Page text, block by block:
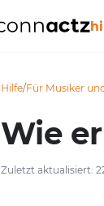
Hilfe/Für Musiker
Wie
Zuletzt aktualisiert: